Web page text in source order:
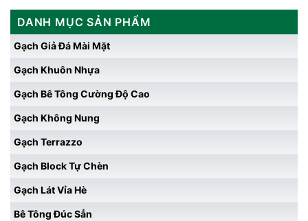
DANH MỤC SẢN PHẨM
Gạch Giả Đá Mài Mặt
Gạch Khuôn Nhựa
Gạch Bê Tông Cường Độ Cao
Gạch Không Nung
Gạch Terrazzo
Gạch Block Tự Chèn
Gạch Lát Vỉa Hè
Bê Tông Đúc Sẳn